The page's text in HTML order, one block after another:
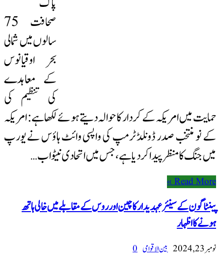
صحافت 75
سالوں میں شمالی
بحر اوقیانوس
کے معاہدے
کی تنظیم کی
حمایت میں امریکہ کے کردار کا حوالہ دیتے ہوئے لکھا ہے: امریکہ
کے نو منتخب صدر ڈونلڈ ٹرمپ کی واپسی وائٹ ہاؤس نے یورپ
میں جنگ کا منظر پیدا کر دیا ہے، جس میں اتحادی نیٹو اب …
Read More »
پینٹاگون کے سینئر عہدیدار کا چین اور روس کے مقابلے میں خالی ہاتھ
ہونے کا اظہار
نومبر 23, 2024 بین الاقوامی 0